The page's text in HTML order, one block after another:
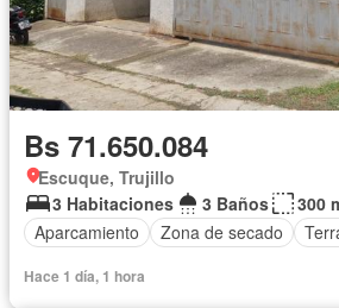
Bs 71.650.084
Escuque, Trujillo
3 Habitaciones
3 Baños
300
Aparcamiento
Zona de secado
Hace 1 día, 1 hora